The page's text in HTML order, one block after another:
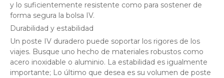
y lo suficientemente resistente como para sostener de
forma segura la bolsa IV.
Durabilidad y estabilidad
Un poste IV duradero puede soportar los rigores de los
viajes. Busque uno hecho de materiales robustos como
acero inoxidable o aluminio. La estabilidad es igualmente
importante; Lo último que desea es su volumen de poste